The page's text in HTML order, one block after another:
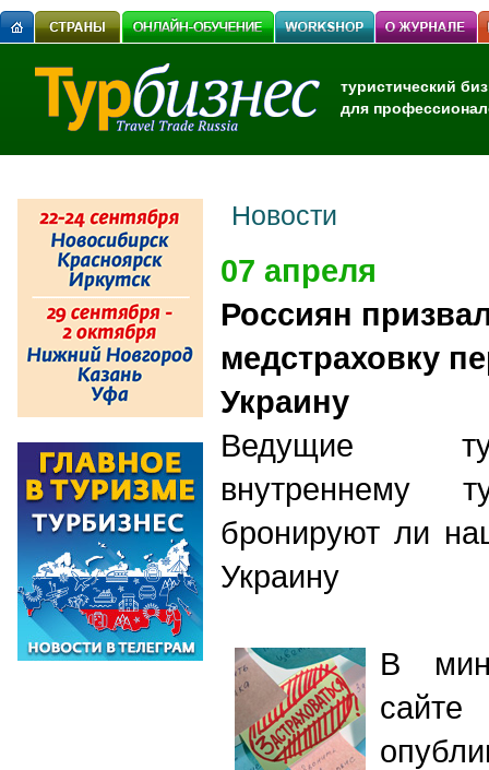
туристический
для
Новости
07 апреля
Россиян
медстраховку
Украину
Ведущие
внутреннему
бронируют ли
Украину
В